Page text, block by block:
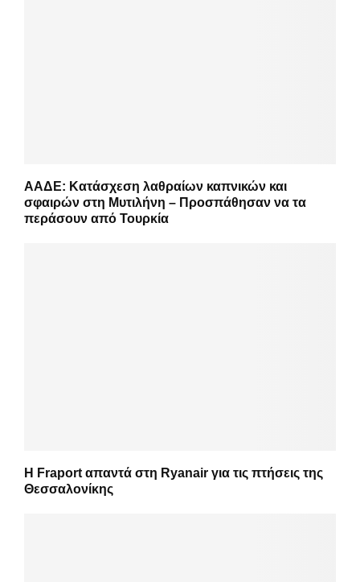
ΑΑΔΕ: Κατάσχεση λαθραίων καπνικών και
σφαιρών στη Μυτιλήνη – Προσπάθησαν να τα
περάσουν από Τουρκία
Η Fraport απαντά στη Ryanair για τις πτήσεις της
Θεσσαλονίκης